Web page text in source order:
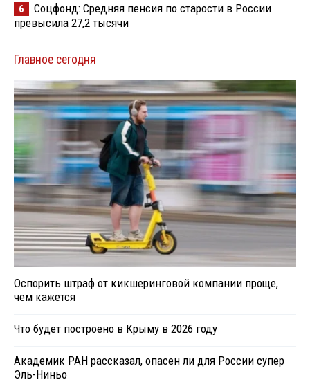
6
Соцфонд: Средняя пенсия по старости в России
превысила 27,2 тысячи
Главное сегодня
Оспорить штраф от кикшеринговой компании проще,
чем кажется
Что будет построено в Крыму в 2026 году
Академик РАН рассказал, опасен ли для России супер
Эль-Ниньо